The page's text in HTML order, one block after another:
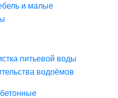
и малые
питьевой воды
водоёмов